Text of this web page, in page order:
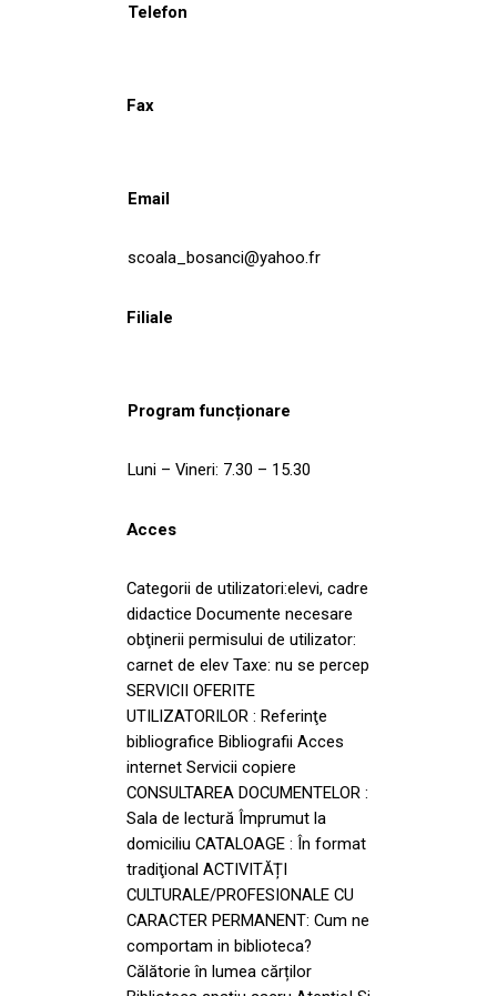
Telefon
Fax
Email
scoala_bosanci@yahoo.fr
Filiale
Program funcționare
Luni – Vineri: 7.30 – 15.30
Acces
Categorii de utilizatori:elevi, cadre
didactice Documente necesare
obţinerii permisului de utilizator:
carnet de elev Taxe: nu se percep
SERVICII OFERITE
UTILIZATORILOR : Referinţe
bibliografice Bibliografii Acces
internet Servicii copiere
CONSULTAREA DOCUMENTELOR :
Sala de lectură Împrumut la
domiciliu CATALOAGE : În format
tradiţional ACTIVITĂȚI
CULTURALE/PROFESIONALE CU
CARACTER PERMANENT: Cum ne
comportam in biblioteca?
Călătorie în lumea cărților